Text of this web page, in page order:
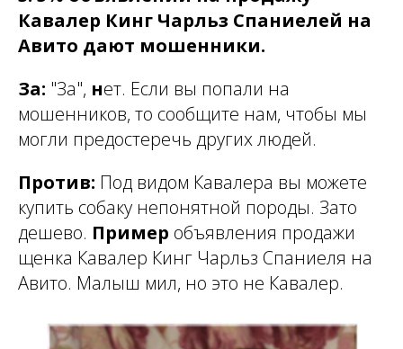
Кавалер Кинг Чарльз Спаниелей на
Авито дают мошенники.
За: "За", нет. Если вы попали на
мошенников, то сообщите нам, чтобы мы
могли предостеречь других людей.
Против: Под видом Кавалера вы можете
купить собаку непонятной породы. Зато
дешево. Пример объявления продажи
щенка Кавалер Кинг Чарльз Спаниеля на
Авито. Малыш мил, но это не Кавалер.